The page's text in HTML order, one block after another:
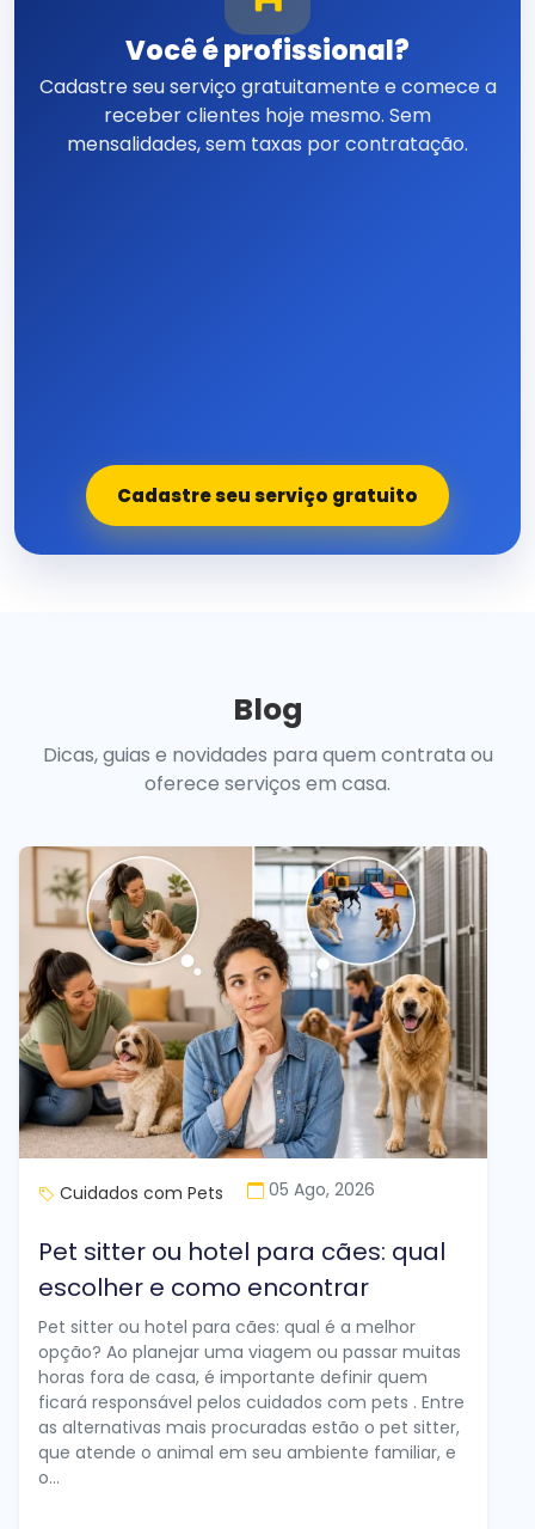
Você é profissional?
Cadastre seu serviço gratuitamente e comece a
receber clientes hoje mesmo. Sem
mensalidades, sem taxas por contratação.
Cadastre seu serviço gratuito
Blog
Dicas, guias e novidades para quem contrata ou
oferece serviços em casa.
Cuidados com Pets 05 Ago, 2026
Pet sitter ou hotel para cães: qual
escolher e como encontrar
Pet sitter ou hotel para cães: qual é a melhor
opção? Ao planejar uma viagem ou passar muitas
horas fora de casa, é importante definir quem
ficará responsável pelos cuidados com pets . Entre
as alternativas mais procuradas estão o pet sitter,
que atende o animal em seu ambiente familiar, e
o...